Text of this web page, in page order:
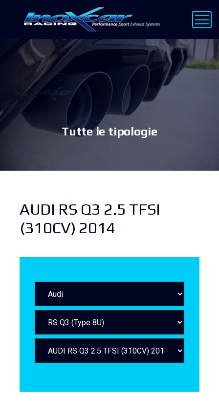
Tutte le tipologie
AUDI RS Q3 2.5 TFSI
(310CV) 2014